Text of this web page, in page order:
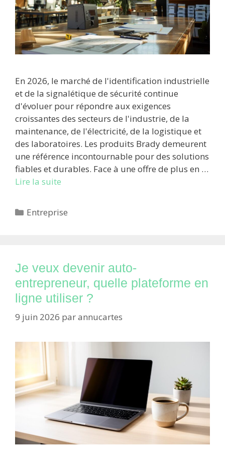
En 2026, le marché de l'identification industrielle
et de la signalétique de sécurité continue
d'évoluer pour répondre aux exigences
croissantes des secteurs de l'industrie, de la
maintenance, de l'électricité, de la logistique et
des laboratoires. Les produits Brady demeurent
une référence incontournable pour des solutions
fiables et durables. Face à une offre de plus en …
Lire la suite
Catégories
Entreprise
Je veux devenir auto-
entrepreneur, quelle plateforme en
ligne utiliser ?
9 juin 2026 parannucartes